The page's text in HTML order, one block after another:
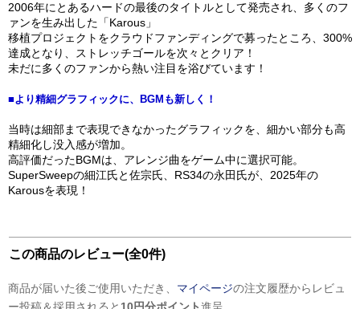
2006年にとあるハードの最後のタイトルとして発売され、多くのフ
ァンを生み出した「Karous」
移植プロジェクトをクラウドファンディングで募ったところ、300%
達成となり、ストレッチゴールを次々とクリア！
未だに多くのファンから熱い注目を浴びています！
■より精細グラフィックに、BGMも新しく！
当時は細部まで表現できなかったグラフィックを、細かい部分も高
精細化し没入感が増加。
高評価だったBGMは、アレンジ曲をゲーム中に選択可能。
SuperSweepの細江氏と佐宗氏、RS34の永田氏が、2025年の
Karousを表現！
この商品のレビュー(全0件)
商品が届いた後ご使用いただき、 マイページの注文履歴からレビュ